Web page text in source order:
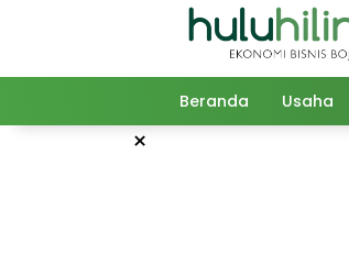
Beranda Usaha
×